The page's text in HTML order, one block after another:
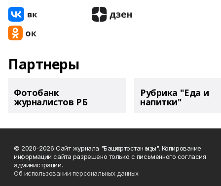
Партнеры
Фотобанк
журналистов РБ
Рубрика "Еда и
напитки"
© 2020-2026 Сайт журнала "Башҡортостан ҡыҙы". Копирование
информации сайта разрешено только с письменного согласия
администрации.
Об использовании персональных данных